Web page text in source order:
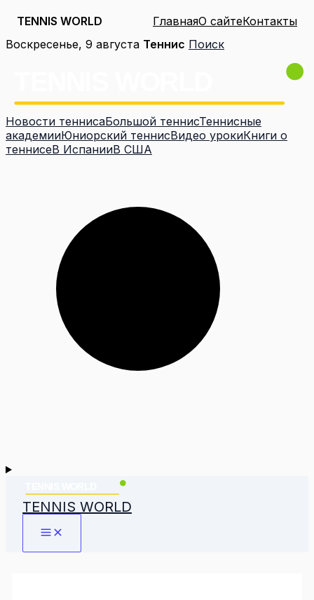
TENNIS WORLD ГлавнаяО сайтеКонтакты
Перейти
Воскресенье, 9 августа Теннис Поиск
Новости теннисаБольшой теннисТеннисные
академииЮниорский теннисВидео урокиКниги о
теннисеВ ИспанииВ США
TENNIS WORLD